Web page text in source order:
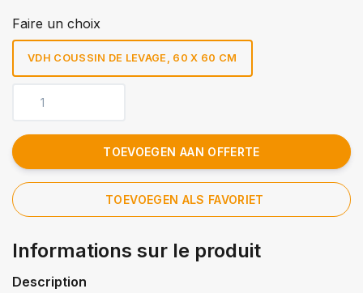
Faire un choix
VDH COUSSIN DE LEVAGE, 60 X 60 CM
TOEVOEGEN AAN OFFERTE
TOEVOEGEN ALS FAVORIET
Informations sur le produit
Description